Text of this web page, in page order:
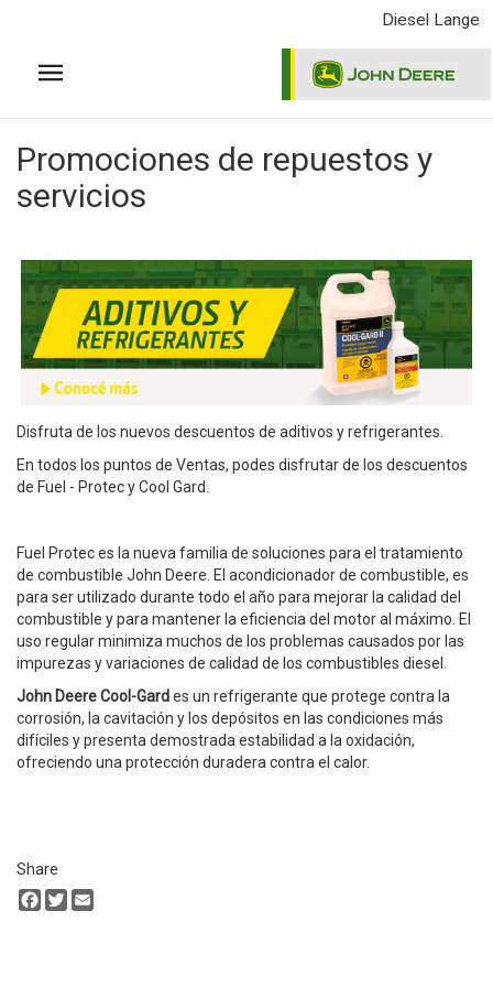
principal
Diesel Lange
Promociones de repuestos y
servicios
Disfruta de los nuevos descuentos de aditivos y refrigerantes.
En todos los puntos de Ventas, podes disfrutar de los descuentos
de Fuel - Protec y Cool Gard.
Fuel Protec es la nueva familia de soluciones para el tratamiento
de combustible John Deere. El acondicionador de combustible, es
para ser utilizado durante todo el año para mejorar la calidad del
combustible y para mantener la eficiencia del motor al máximo. El
uso regular minimiza muchos de los problemas causados por las
impurezas y variaciones de calidad de los combustibles diesel.
John Deere Cool-Gardes un refrigerante que protege contra la
corrosión, la cavitación y los depósitos en las condiciones más
difíciles y presenta demostrada estabilidad a la oxidación,
ofreciendo una protección duradera contra el calor.
Share
Facebook
Twitter